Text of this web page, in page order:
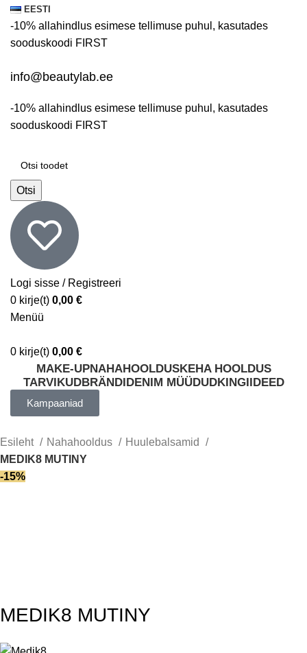
EESTI
-10% allahindlus esimese tellimuse puhul, kasutades
sooduskoodi FIRST
info@beautylab.ee
-10% allahindlus esimese tellimuse puhul, kasutades
sooduskoodi FIRST
Otsi
Logi sisse / Registreeri
0 kirje(t) 0,00 €
Menüü
0 kirje(t) 0,00 €
MAKE-UPNAHAHOOLDUSKEHA HOOLDUS
TARVIKUDBRÄNDIDENIM MÜÜDUDKINGIIDEED
Kampaaniad
Esileht Nahahooldus
Huulebalsamid
MEDIK8 MUTINY
-15%
MEDIK8 MUTINY